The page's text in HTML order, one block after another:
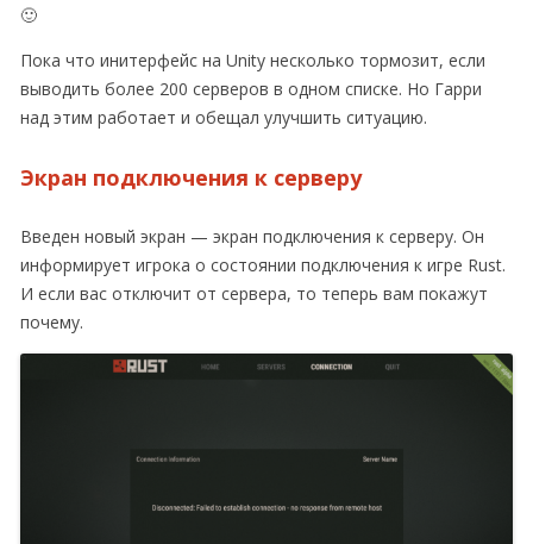
🙂
Пока что инитерфейс на Unity несколько тормозит, если
выводить более 200 серверов в одном списке. Но Гарри
над этим работает и обещал улучшить ситуацию.
Экран подключения к серверу
Введен новый экран — экран подключения к серверу. Он
информирует игрока о состоянии подключения к игре Rust.
И если вас отключит от сервера, то теперь вам покажут
почему.